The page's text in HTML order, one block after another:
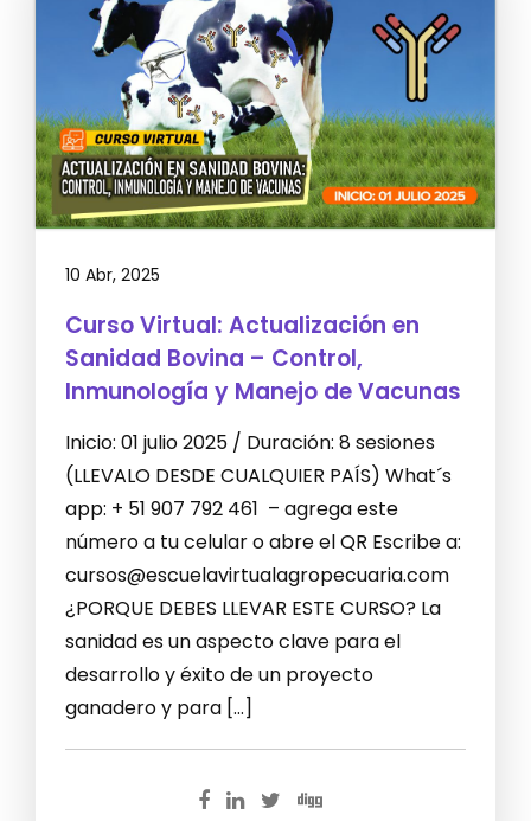
10 Abr, 2025
Curso Virtual: Actualización en
Sanidad Bovina – Control,
Inmunología y Manejo de Vacunas
Inicio: 01 julio 2025 / Duración: 8 sesiones
(LLEVALO DESDE CUALQUIER PAÍS) What´s
app: + 51 907 792 461 – agrega este
número a tu celular o abre el QR Escribe a:
cursos@escuelavirtualagropecuaria.com
¿PORQUE DEBES LLEVAR ESTE CURSO? La
sanidad es un aspecto clave para el
desarrollo y éxito de un proyecto
ganadero y para […]